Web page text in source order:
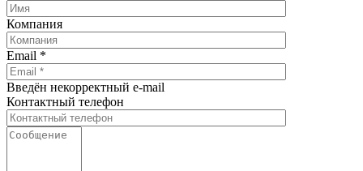
Компания
Email *
Введён некорректный e-mail
Контактный телефон